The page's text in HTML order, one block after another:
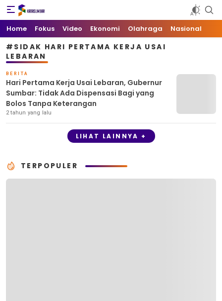
Kata Sumbar
Berita Sumbar Hari Ini
Home Fokus Video Ekonomi Olahraga Nasional
#SIDAK HARI PERTAMA KERJA USAI
LEBARAN
BERITA
Hari Pertama Kerja Usai Lebaran, Gubernur
Sumbar: Tidak Ada Dispensasi Bagi yang
Bolos Tanpa Keterangan
2 tahun yang lalu
LIHAT LAINNYA +
TERPOPULER